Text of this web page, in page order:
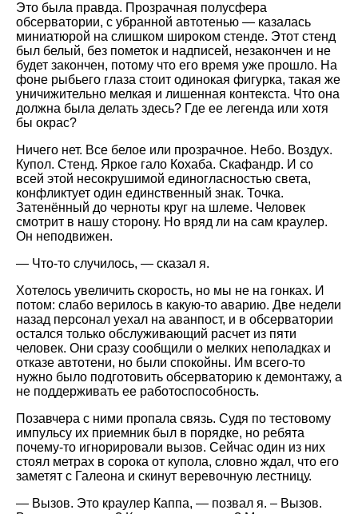
Это была правда. Прозрачная полусфера
обсерватории, с убранной автотенью — казалась
миниатюрой на слишком широком стенде. Этот стенд
был белый, без пометок и надписей, незакончен и не
будет закончен, потому что его время уже прошло. На
фоне рыбьего глаза стоит одинокая фигурка, такая же
уничижительно мелкая и лишенная контекста. Что она
должна была делать здесь? Где ее легенда или хотя
бы окрас?
Ничего нет. Все белое или прозрачное. Небо. Воздух.
Купол. Стенд. Яркое гало Кохаба. Скафандр. И со
всей этой несокрушимой единогласностью света,
конфликтует один единственный знак. Точка.
Затенённый до черноты круг на шлеме. Человек
смотрит в нашу сторону. Но вряд ли на сам краулер.
Он неподвижен.
— Что-то случилось, — сказал я.
Хотелось увеличить скорость, но мы не на гонках. И
потом: слабо верилось в какую-то аварию. Две недели
назад персонал уехал на аванпост, и в обсерватории
остался только обслуживающий расчет из пяти
человек. Они сразу сообщили о мелких неполадках и
отказе автотени, но были спокойны. Им всего-то
нужно было подготовить обсерваторию к демонтажу, а
не поддерживать ее работоспособность.
Позавчера с ними пропала связь. Судя по тестовому
импульсу их приемник был в порядке, но ребята
почему-то игнорировали вызов. Сейчас один из них
стоял метрах в сорока от купола, словно ждал, что его
заметят с Галеона и скинут веревочную лестницу.
— Вызов. Это краулер Каппа, — позвал я. – Вызов.